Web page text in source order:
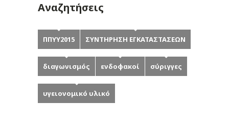
Αναζητήσεις
ΠΠΥΥ2015 ΣΥΝΤΗΡΗΣΗ ΕΓΚΑΤΑΣΤΑΣΕΩΝ
διαγωνισμός ενδοφακοί σύριγγες
υγειονομικό υλικό